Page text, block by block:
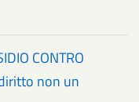
CONTRO
non un